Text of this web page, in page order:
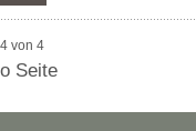
von 4
Seite